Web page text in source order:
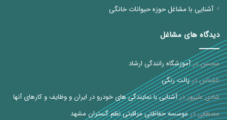
آشنایی با مشاغل حوزه حیوانات خانگی
دیدگاه های مشاغل
محسندرآموزشگاه رانندگی ارشاد
ناشناسدرپالت رنگی
شادی علیپوردرآشنایی با نمایندگی های خودرو در ایران و وظایف و کارهای آنها
مصطفیدرموسسه حفاظتی مراقبتی نظم گستران مشهد